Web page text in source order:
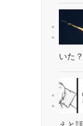
いた？